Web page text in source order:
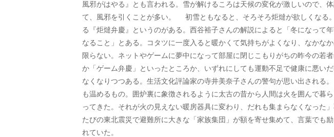
風邪がはやる』とも言われる。雪が解けるころは天候の変化が激しいので、
て、風邪を引くことが多い。 初雪ともなると、そろそろ炬燵が欲しくなる
る『炬燵弁慶』というのがある。西谷裕子さんの解説によると「冬になって
なること」とある。コタツに一度入ると暖かくて気持ちがよくなり、なかな
限らない。ネットやゲームに夢中になって部屋に閉じこもりがちの昨今の若
か「ゲーム弁慶」といったところか、いずれにしても運動不足で健康に悪い
なくなりつつある。生活文化評論家の寺井美奈子さんの警句が思い出される
も温めるもの。囲炉裏に象徴されるように太古の昔から人間は火を囲んで暮
ってきた。それが火の見えない暖房器具に変わり、だれも集まらなくなった
たびの東北震災で避難所に大きな「家族集団」が額を寄せ集めて、言葉でも
れていた。